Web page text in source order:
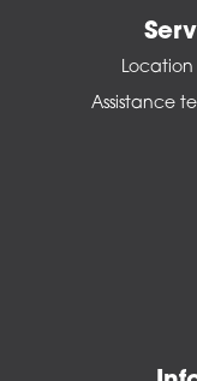
Location
Assistance